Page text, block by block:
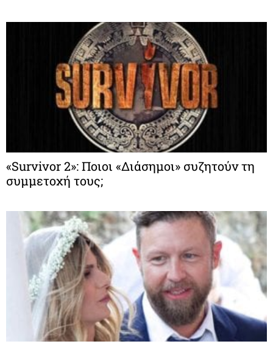
«Survivor 2»: Ποιοι «Διάσημοι» συζητούν τη
συμμετοχή τους;